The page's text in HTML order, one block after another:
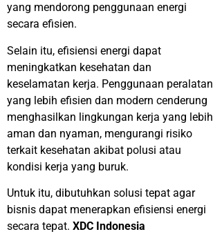
yang mendorong penggunaan energi
secara efisien.
Selain itu, efisiensi energi dapat
meningkatkan kesehatan dan
keselamatan kerja. Penggunaan peralatan
yang lebih efisien dan modern cenderung
menghasilkan lingkungan kerja yang lebih
aman dan nyaman, mengurangi risiko
terkait kesehatan akibat polusi atau
kondisi kerja yang buruk.
Untuk itu, dibutuhkan solusi tepat agar
bisnis dapat menerapkan efisiensi energi
secara tepat. XDC Indonesia